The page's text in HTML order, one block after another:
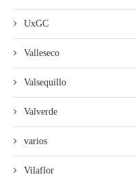
UxGC
Valleseco
Valsequillo
Valverde
varios
Vilaflor